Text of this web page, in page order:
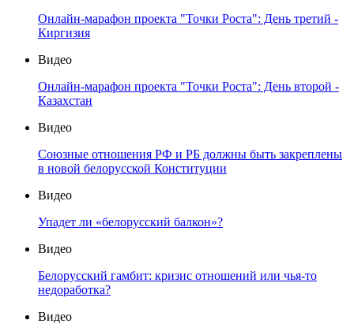
Онлайн-марафон проекта "Точки Роста": День третий -
Киргизия
Видео
Онлайн-марафон проекта "Точки Роста": День второй -
Казахстан
Видео
Союзные отношения РФ и РБ должны быть закреплены
в новой белорусской Конституции
Видео
Упадет ли «белорусский балкон»?
Видео
Белорусский гамбит: кризис отношений или чья-то
недоработка?
Видео